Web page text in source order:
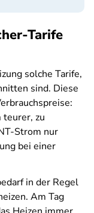
Tarife
solche Tarife,
sind. Diese
zu
Strom nur
bei einer
in der Regel
Am Tag